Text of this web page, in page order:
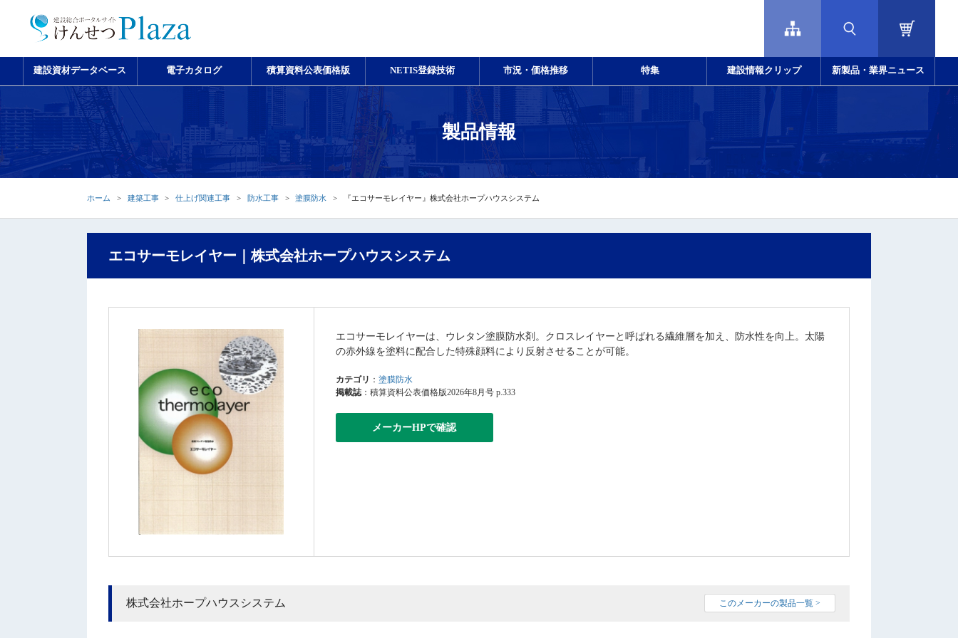
建設資材データベース 電子カタログ 積算資料公表価格版 NETIS登録技術 市況・価格推移 特集 建設情報クリップ 新製品・業界ニュース
製品情報
ホーム 建築工事 仕上げ関連工事 防水工事 塗膜防水 『エコサーモレイヤー』株式会社ホープハウスシステム
エコサーモレイヤー｜株式会社ホープハウスシステム
エコサーモレイヤーは、ウレタン塗膜防水剤。クロスレイヤーと呼ばれる繊維層を加え、防水性を向上。太陽
の赤外線を塗料に配合した特殊顔料により反射させることが可能。
カテゴリ ： 塗膜防水
掲載誌：積算資料公表価格版2026年8月号 p.333
メーカーHPで確認
株式会社ホープハウスシステム このメーカーの製品一覧 >